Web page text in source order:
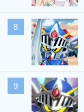
8
9